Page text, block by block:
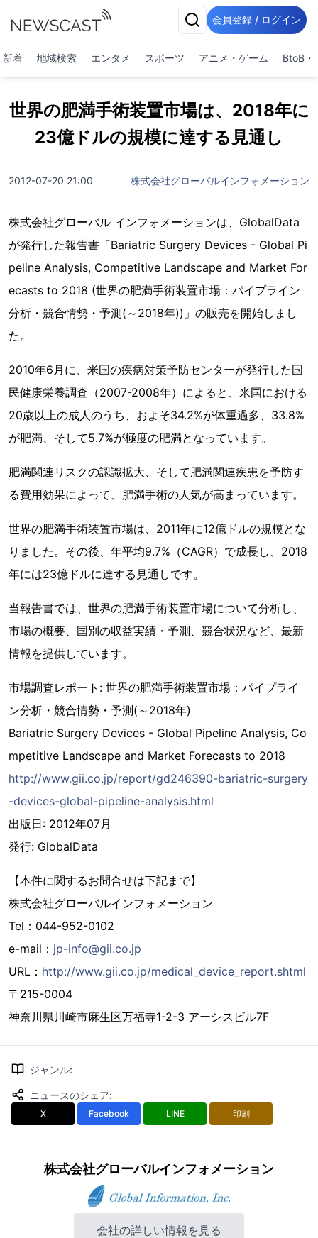
会員登録 / ログイン
新着 地域検索 エンタメ スポーツ アニメ・ゲーム BtoB・
世界の肥満手術装置市場は、2018年に
23億ドルの規模に達する見通し
2012-07-20 21:00 株式会社グローバルインフォメーション
株式会社グローバル インフォメーションは、GlobalData
が発行した報告書「Bariatric Surgery Devices - Global Pi
peline Analysis, Competitive Landscape and Market For
ecasts to 2018 (世界の肥満手術装置市場：パイプライン
分析・競合情勢・予測(～2018年))」の販売を開始しまし
た。
2010年6月に、米国の疾病対策予防センターが発行した国
民健康栄養調査（2007-2008年）によると、米国における
20歳以上の成人のうち、およそ34.2%が体重過多、33.8%
が肥満、そして5.7%が極度の肥満となっています。
肥満関連リスクの認識拡大、そして肥満関連疾患を予防す
る費用効果によって、肥満手術の人気が高まっています。
世界の肥満手術装置市場は、2011年に12億ドルの規模とな
りました。その後、年平均9.7%（CAGR）で成長し、2018
年には23億ドルに達する見通しです。
当報告書では、世界の肥満手術装置市場について分析し、
市場の概要、国別の収益実績・予測、競合状況など、最新
情報を提供しています。
市場調査レポート: 世界の肥満手術装置市場：パイプライ
ン分析・競合情勢・予測(～2018年)
Bariatric Surgery Devices - Global Pipeline Analysis, Co
mpetitive Landscape and Market Forecasts to 2018
http://www.gii.co.jp/report/gd246390-bariatric-surgery
-devices-global-pipeline-analysis.html
出版日: 2012年07月
発行: GlobalData
【本件に関するお問合せは下記まで】
株式会社グローバルインフォメーション
Tel：044-952-0102
e-mail： jp-info@gii.co.jp
URL： http://www.gii.co.jp/medical_device_report.shtml
〒215-0004
神奈川県川崎市麻生区万福寺1-2-3 アーシスビル7F
ジャンル:
ニュースのシェア:
X Facebook LINE 印刷
株式会社グローバルインフォメーション
会社の詳しい情報を見る